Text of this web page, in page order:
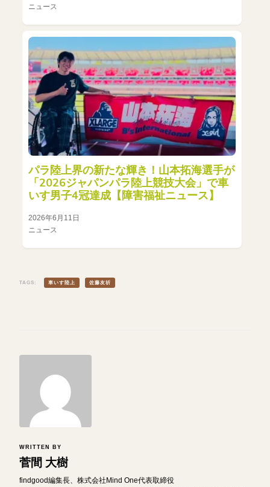
ニュース
パラ陸上界の新たな輝き！山本拓海選手が
「2026ジャパンパラ陸上競技大会」で車
いす男子4冠達成【障害福祉ニュース】
2026年6月11日
ニュース
TAGS: 車いす陸上 佐藤友祈
WRITTEN BY
菅間 大樹
findgood編集長、株式会社Mind One代表取締役